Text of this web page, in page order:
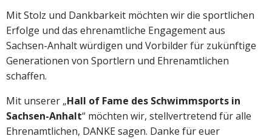
Mit Stolz und Dankbarkeit möchten wir die sportlichen
Erfolge und das ehrenamtliche Engagement aus
Sachsen-Anhalt würdigen und Vorbilder für zukünftige
Generationen von Sportlern und Ehrenamtlichen
schaffen.
Mit unserer „Hall of Fame des Schwimmsports in
Sachsen-Anhalt“ möchten wir, stellvertretend für alle
Ehrenamtlichen, DANKE sagen. Danke für euer